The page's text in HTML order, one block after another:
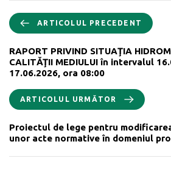
ARTICOLUL PRECEDENT
RAPORT PRIVIND SITUAŢIA
CALITĂŢII MEDIULUI în intervalul
17.06.2026, ora 08:00
ARTICOLUL URMĂTOR
Proiectul de lege pentru
unor acte normative în domeniul